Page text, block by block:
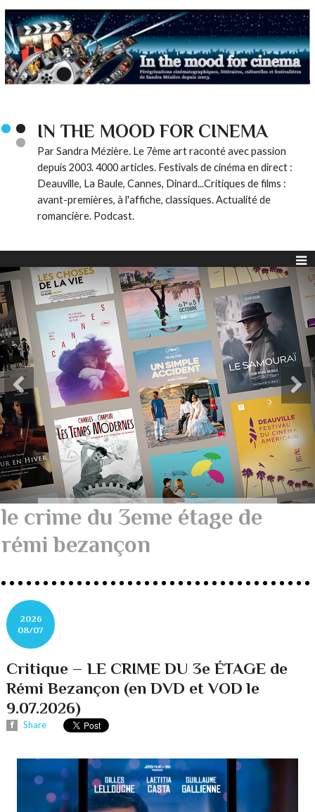
IN THE MOOD FOR CINEMA
Par Sandra Mézière. Le 7ème art raconté avec passion
depuis 2003. 4000 articles. Festivals de cinéma en direct :
Deauville, La Baule, Cannes, Dinard...Critiques de films :
avant-premières, à l'affiche, classiques. Actualité de
romancière. Podcast.
le crime du 3eme étage de
rémi bezançon
2026
08/07
Critique – LE CRIME DU 3e ÉTAGE de
Rémi Bezançon (en DVD et VOD le
9.07.2026)
Share